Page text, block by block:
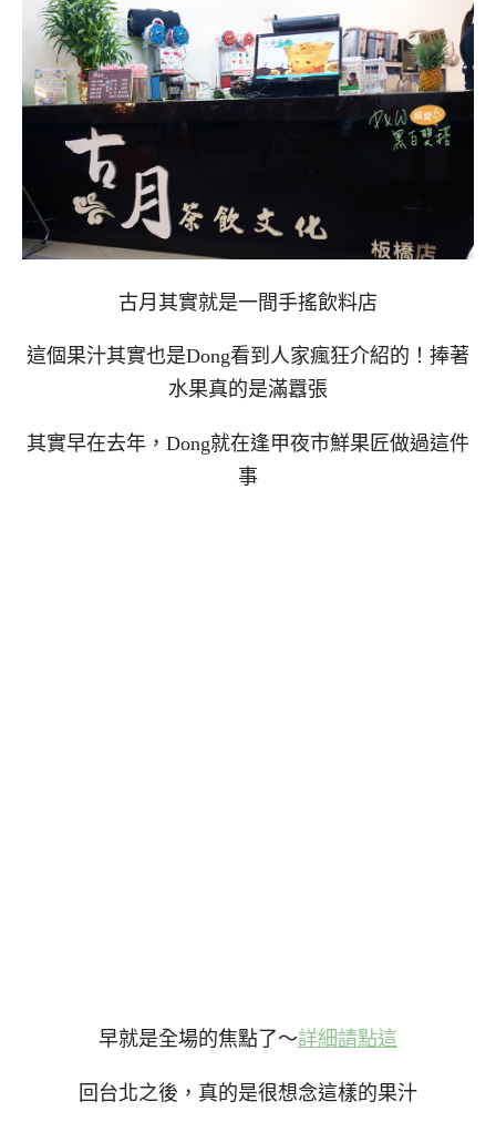
古月其實就是一間手搖飲料店
這個果汁其實也是Dong看到人家瘋狂介紹的！捧著
水果真的是滿囂張
其實早在去年，Dong就在逢甲夜市鮮果匠做過這件
事
早就是全場的焦點了～詳細請點這
回台北之後，真的是很想念這樣的果汁